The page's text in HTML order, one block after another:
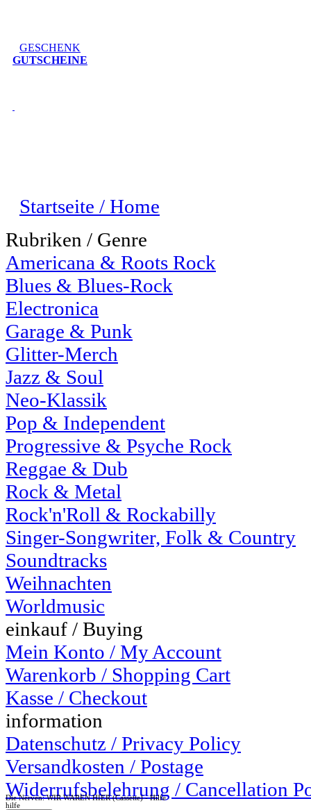
GESCHENK
GUTSCHEINE
Startseite / Home
Rubriken / Genre
Americana & Roots Rock
Blues & Blues-Rock
Electronica
Garage & Punk
Glitter-Merch
Jazz & Soul
Neo-Klassik
Pop & Independent
Progressive & Psyche Rock
Reggae & Dub
Rock & Metal
Rock'n'Roll & Rockabilly
Singer-Songwriter, Folk & Country
Soundtracks
Weihnachten
Worldmusic
einkauf / Buying
Mein Konto / My Account
Warenkorb / Shopping Cart
Kasse / Checkout
information
Datenschutz / Privacy Policy
Versandkosten / Postage
Widerrufsbelehrung / Cancellation
Die Nerven: WIR WAREN HIER (Cassette) - Hilfe
hilfe